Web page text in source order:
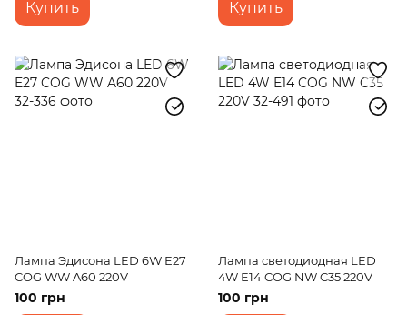
Купить Купить
Лампа Эдисона LED 6W E27
COG WW A60 220V
100 грн
Лампа светодиодная LED
4W E14 COG NW C35 220V
100 грн